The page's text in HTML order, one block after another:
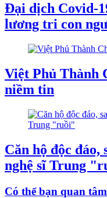
Đại dịch Covid-
lương tri con
Việt Phủ Thành
niềm tin
Căn hộ độc
nghệ sĩ Trung
Có thể bạn quan tâm